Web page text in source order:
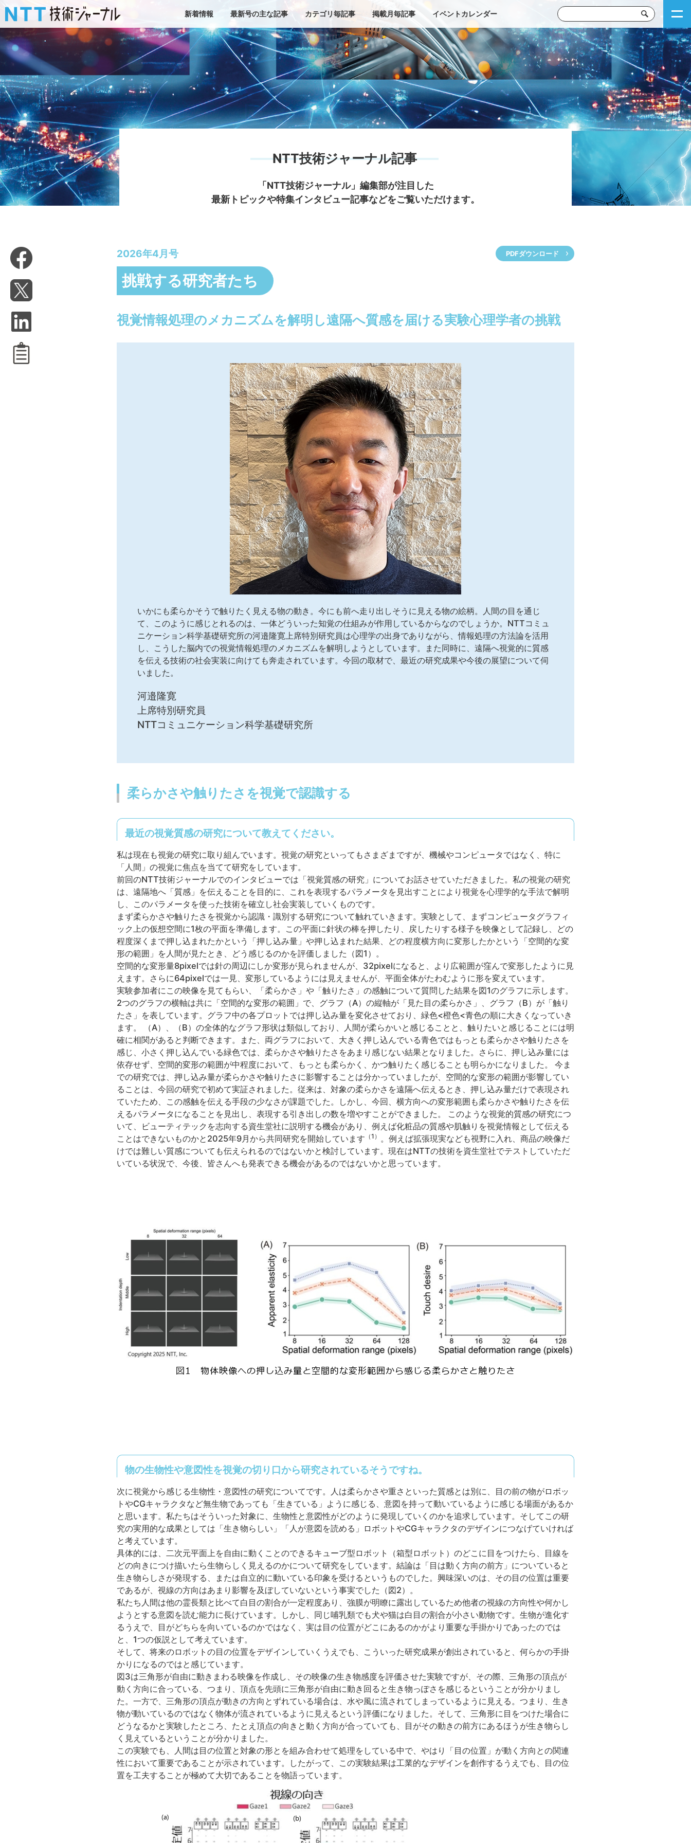
新着情報 最新号の主な記事 カテゴリ毎記事 掲載月毎記事 イベントカレンダー
NTT技術ジャーナル記事
「NTT技術ジャーナル」編集部が注目した
最新トピックや特集インタビュー記事などをご覧いただけます。
PDFダウンロード
2026年4月号
挑戦する研究者たち
視覚情報処理のメカニズムを解明し遠隔へ質感を届ける実験心理学者の挑戦
いかにも柔らかそうで触りたく見える物の動き。今にも前へ走り出しそうに見える物の絵柄。人間の目を通じ
て、このように感じとれるのは、一体どういった知覚の仕組みが作用しているからなのでしょうか。NTTコミュ
ニケーション科学基礎研究所の河邉隆寛上席特別研究員は心理学の出身でありながら、情報処理の方法論を活用
し、こうした脳内での視覚情報処理のメカニズムを解明しようとしています。また同時に、遠隔へ視覚的に質感
を伝える技術の社会実装に向けても奔走されています。今回の取材で、最近の研究成果や今後の展望について伺
いました。
河邉隆寛
上席特別研究員
NTTコミュニケーション科学基礎研究所
柔らかさや触りたさを視覚で認識する
最近の視覚質感の研究について教えてください。
私は現在も視覚の研究に取り組んでいます。視覚の研究といってもさまざまですが、機械やコンピュータではなく、特に
「人間」の視覚に焦点を当てて研究をしています。
前回のNTT技術ジャーナルでのインタビューでは「視覚質感の研究」についてお話させていただきました。私の視覚の研究
は、遠隔地へ「質感」を伝えることを目的に、これを表現するパラメータを見出すことにより視覚を心理学的な手法で解明
し、このパラメータを使った技術を確立し社会実装していくものです。
まず柔らかさや触りたさを視覚から認識・識別する研究について触れていきます。実験として、まずコンピュータグラフィ
ック上の仮想空間に1枚の平面を準備します。この平面に針状の棒を押したり、戻したりする様子を映像として記録し、どの
程度深くまで押し込まれたかという「押し込み量」や押し込まれた結果、どの程度横方向に変形したかという「空間的な変
形の範囲」を人間が見たとき、どう感じるのかを評価しました（図1）。
空間的な変形量8pixelでは針の周辺にしか変形が見られませんが、32pixelになると、より広範囲が窪んで変形したように見
えます。さらに64pixelでは一見、変形しているようには見えませんが、平面全体がたわむように形を変えています。
実験参加者にこの映像を見てもらい、「柔らかさ」や「触りたさ」の感触について質問した結果を図1のグラフに示します。
2つのグラフの横軸は共に「空間的な変形の範囲」で、グラフ（A）の縦軸が「見た目の柔らかさ」、グラフ（B）が「触り
たさ」を表しています。グラフ中の各プロットでは押し込み量を変化させており、緑色<橙色<青色の順に大きくなっていき
ます。 （A）、（B）の全体的なグラフ形状は類似しており、人間が柔らかいと感じることと、触りたいと感じることには明
確に相関があると判断できます。また、両グラフにおいて、大きく押し込んでいる青色ではもっとも柔らかさや触りたさを
感じ、小さく押し込んでいる緑色では、柔らかさや触りたさをあまり感じない結果となりました。さらに、押し込み量には
依存せず、空間的変形の範囲が中程度において、もっとも柔らかく、かつ触りたく感じることも明らかになりました。 今ま
での研究では、押し込み量が柔らかさや触りたさに影響することは分かっていましたが、空間的な変形の範囲が影響してい
ることは、今回の研究で初めて実証されました。従来は、対象の柔らかさを遠隔へ伝えるとき、押し込み量だけで表現され
ていたため、この感触を伝える手段の少なさが課題でした。しかし、今回、横方向への変形範囲も柔らかさや触りたさを伝
えるパラメータになることを見出し、表現する引き出しの数を増やすことができました。 このような視覚的質感の研究につ
いて、ビューティテックを志向する資生堂社に説明する機会があり、例えば化粧品の質感や肌触りを視覚情報として伝える
ことはできないものかと2025年9月から共同研究を開始しています （1） 。例えば拡張現実なども視野に入れ、商品の映像だ
けでは難しい質感についても伝えられるのではないかと検討しています。現在はNTTの技術を資生堂社でテストしていただ
いている状況で、今後、皆さんへも発表できる機会があるのではないかと思っています。
物の生物性や意図性を視覚の切り口から研究されているそうですね。
次に視覚から感じる生物性・意図性の研究についてです。人は柔らかさや重さといった質感とは別に、目の前の物がロボッ
トやCGキャラクタなど無生物であっても「生きている」ように感じる、意図を持って動いているように感じる場面があるか
と思います。私たちはそういった対象に、生物性と意図性がどのように発現していくのかを追求しています。そしてこの研
究の実用的な成果としては「生き物らしい」「人が意図を読める」ロボットやCGキャラクタのデザインにつなげていければ
と考えています。
具体的には、二次元平面上を自由に動くことのできるキューブ型ロボット（箱型ロボット）のどこに目をつけたら、目線を
どの向きにつけ描いたら生物らしく見えるのかについて研究をしています。結論は「目は動く方向の前方」についていると
生き物らしさが発現する、または自立的に動いている印象を受けるというものでした。興味深いのは、その目の位置は重要
であるが、視線の方向はあまり影響を及ぼしていないという事実でした（図2）。
私たち人間は他の霊長類と比べて白目の割合が一定程度あり、強膜が明瞭に露出しているため他者の視線の方向性や何かし
ようとする意図を読む能力に長けています。しかし、同じ哺乳類でも犬や猫は白目の割合が小さい動物です。生物が進化す
るうえで、目がどちらを向いているのかではなく、実は目の位置がどこにあるのかがより重要な手掛かりであったのでは
と、1つの仮説として考えています。
そして、将来のロボットの目の位置をデザインしていくうえでも、こういった研究成果が創出されていると、何らかの手掛
かりになるのではと感じています。
図3は三角形が自由に動きまわる映像を作成し、その映像の生き物感度を評価させた実験ですが、その際、三角形の頂点が
動く方向に合っている、つまり、頂点を先頭に三角形が自由に動き回ると生き物っぽさを感じるということが分かりまし
た。一方で、三角形の頂点が動きの方向とずれている場合は、水や風に流されてしまっているように見える。つまり、生き
物が動いているのではなく物体が流されているように見えるという評価になりました。そして、三角形に目をつけた場合に
どうなるかと実験したところ、たとえ頂点の向きと動く方向が合っていても、目がその動きの前方にあるほうが生き物らし
く見えているということが分かりました。
この実験でも、人間は目の位置と対象の形とを組み合わせて処理をしている中で、やはり「目の位置」が動く方向との関連
性において重要であることが示されています。したがって、この実験結果は工業的なデザインを創作するうえでも、目の位
置を工夫することが極めて大切であることを物語っています。